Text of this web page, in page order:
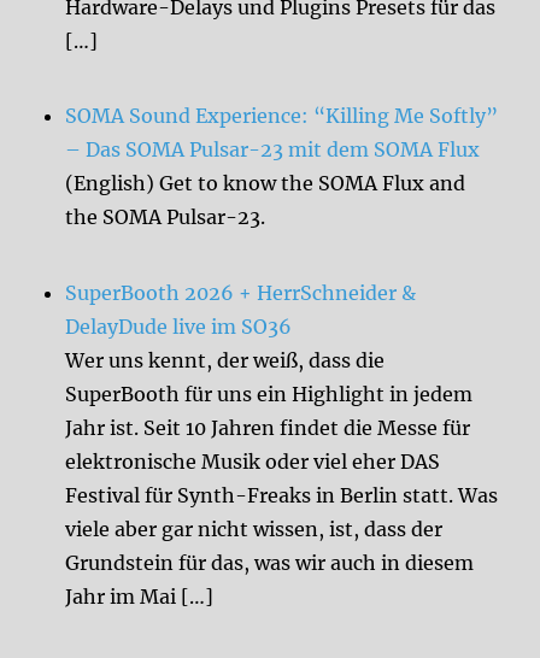
Hardware-Delays und Plugins Presets für das
[…]
SOMA Sound Experience: “Killing Me Softly”
– Das SOMA Pulsar-23 mit dem SOMA Flux
(English) Get to know the SOMA Flux and
the SOMA Pulsar-23.
SuperBooth 2026 + HerrSchneider &
DelayDude live im SO36
Wer uns kennt, der weiß, dass die
SuperBooth für uns ein Highlight in jedem
Jahr ist. Seit 10 Jahren findet die Messe für
elektronische Musik oder viel eher DAS
Festival für Synth-Freaks in Berlin statt. Was
viele aber gar nicht wissen, ist, dass der
Grundstein für das, was wir auch in diesem
Jahr im Mai […]